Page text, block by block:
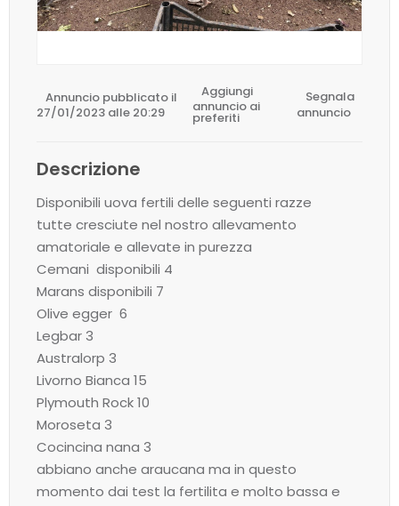
Annuncio pubblicato il
27/01/2023 alle 20:29
Aggiungi
annuncio ai
preferiti
Segnala
annuncio
Descrizione
Disponibili uova fertili delle seguenti razze
tutte cresciute nel nostro allevamento
amatoriale e allevate in purezza
Cemani disponibili 4
Marans disponibili 7
Olive egger 6
Legbar 3
Australorp 3
Livorno Bianca 15
Plymouth Rock 10
Moroseta 3
Cocincina nana 3
abbiano anche araucana ma in questo
momento dai test la fertilita e molto bassa e